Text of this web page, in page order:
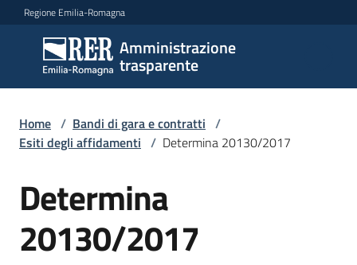
Vai al contenuto
Vai alla navigazione
Vai al footer
Regione Emilia-Romagna
Amministrazione
trasparente
Amministrazione
trasparente
Sottosezioni
Accesso
Home / Bandi di gara e contratti /
Esiti degli affidamenti / Determina 20130/2017
Determina
20130/2017